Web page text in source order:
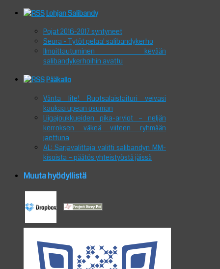
Lohjan Salibandy
Pojat 2016-2017 syntyneet
Seura - Tytöt pelaa! salibandykerho
Ilmoittautuminen kevään
salibandykerhoihin avattu
Pääkallo
Vänta lite! Ruotsalaistaituri veivasi
kaukaa upean osuman
Liigajoukkueiden pika-arviot – neljän
kerroksen väkeä viiteen ryhmään
jaettuna
AL: Sarjavalittaja valitti salibandyn MM-
kisoista – päätös yhteistyöstä jäissä
Muuta hyödyllistä